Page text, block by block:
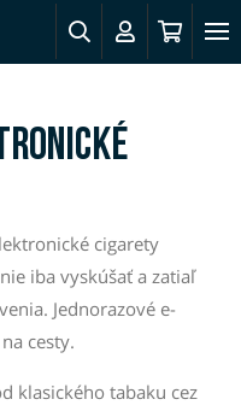
cigarety
iba vyskúšať a zatiaľ
Jednorazové e-
cesty.
klasického tabaku cez